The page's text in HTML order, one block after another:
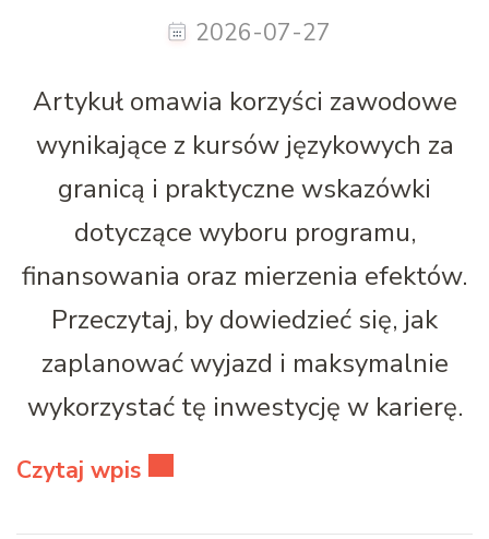
2026-07-27
Artykuł omawia korzyści zawodowe
wynikające z kursów językowych za
granicą i praktyczne wskazówki
dotyczące wyboru programu,
finansowania oraz mierzenia efektów.
Przeczytaj, by dowiedzieć się, jak
zaplanować wyjazd i maksymalnie
wykorzystać tę inwestycję w karierę.
Czytaj wpis